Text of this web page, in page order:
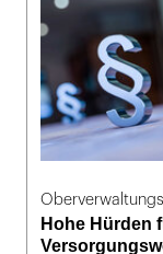
Hohe Hürden